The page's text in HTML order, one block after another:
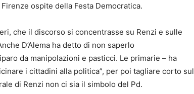
ospite della Festa Democratica.
che il discorso si concentrasse su Renzi e sulle
D’Alema ha detto di non saperlo
da manipolazioni e pasticci. Le primarie – ha
i cittadini alla politica”, per poi tagliare corto sul
di Renzi non ci sia il simbolo del Pd.